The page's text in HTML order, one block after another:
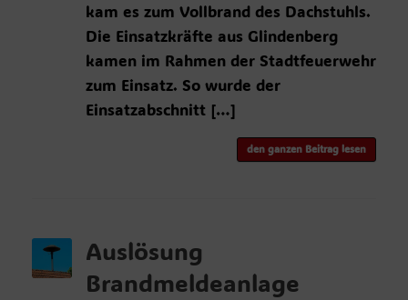
kam es zum Vollbrand des Dachstuhls.
Die Einsatzkräfte aus Glindenberg
kamen im Rahmen der Stadtfeuerwehr
zum Einsatz. So wurde der
Einsatzabschnitt […]
den ganzen Beitrag lesen
Auslösung
Brandmeldeanlage